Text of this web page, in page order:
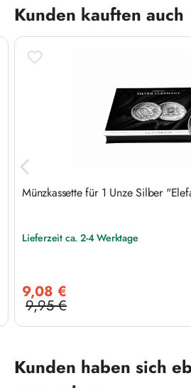
Produktgalerie überspringen
Kunden kauften auch
Münzkassette für 1 Unze Silber
Lieferzeit ca. 2-4 Werktage
9,08 €
Regulärer Preis:
9,95 €
Produktgalerie überspringen
Kunden haben sich